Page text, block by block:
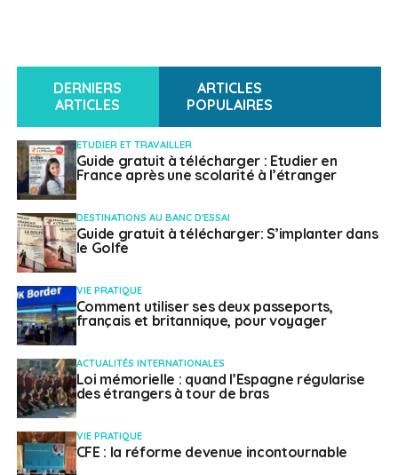
DERNIERS
ARTICLES
ARTICLES
POPULAIRES
ETUDIER ET TRAVAILLER
Guide gratuit à télécharger : Etudier en
France après une scolarité à l’étranger
DESTINATIONS AU BANC D'ESSAI
Guide gratuit à télécharger: S’implanter dans
le Golfe
VIE PRATIQUE
Comment utiliser ses deux passeports,
français et britannique, pour voyager
ACTUALITÉS INTERNATIONALES
Loi mémorielle : quand l’Espagne régularise
des étrangers à tour de bras
VIE PRATIQUE
CFE : la réforme devenue incontournable